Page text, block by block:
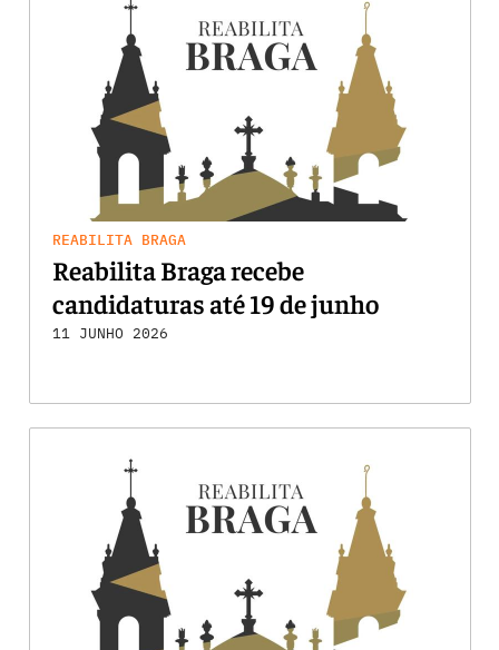
REABILITA BRAGA
Reabilita Braga recebe
candidaturas até 19 de junho
11 JUNHO 2026